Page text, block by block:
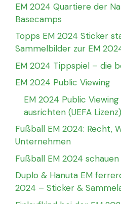
EM 2024 Quartiere der
Basecamps
Topps EM 2024 Sticker
Sammelbilder zur EM
EM 2024 Tippspiel – die
EM 2024 Public Viewing
EM 2024 Public
ausrichten (UEFA Lizenz)
Fußball EM 2024: Recht,
Unternehmen
Fußball EM 2024
Duplo & Hanuta EM
2024 – Sticker &